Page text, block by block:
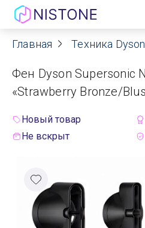
Акции
О нас
Договор оферты
Контакты
Главная Техника Dyson
Фен Dyson Supersonic
«Strawberry Bronze/
Новый товар
Не вскрыт